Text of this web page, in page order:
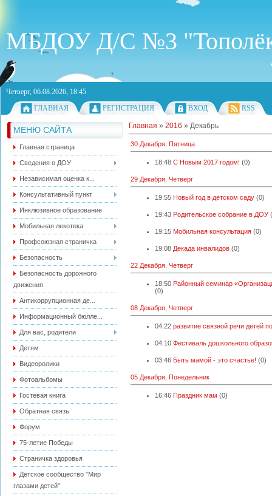
МБДОУ Д/С №3
Четверг, 06.08.2026, 18:45
ГЛАВНАЯ
РЕГИСТРАЦИЯ ВХОД RSS
МЕНЮ САЙТА
Главная страница
Сведения о ДОУ
Независимая оценка к...
Консультативный пункт
Инклюзивное образование
Мобильная лекотека
Профсоюзная страничка
Безопасность
Безопасность дорожного
движения
Антикоррупционная де...
Информационный бюлле...
Для вас, родители
Детям
Видеоролики
Фотоальбомы
Гостевая книга
Обратная связь
Форум
75-летие Победы
Страничка здоровья
Детское сообщество "Мир
глазами детей"
Главная » 2016 » Декабрь
30 Декабря, Пятница
18:48 С Новым 2017 годом! (0)
29 Декабря, Четверг
19:55 Новый год в детском саду (0)
19:43 Родительское собрание в ДОУ
19:15 Мобильная консультация (0)
19:08 Декада инвалидов (0)
22 Декабря, Четверг
18:50 Районный семинар
(0)
08 Декабря, Четверг
04:22 развитие связной речи детей
04:10 Фестиваль дошкольного
03:46 Быть мамой - это счастье! (0)
05 Декабря, Понедельник
16:46 Праздник мам (0)